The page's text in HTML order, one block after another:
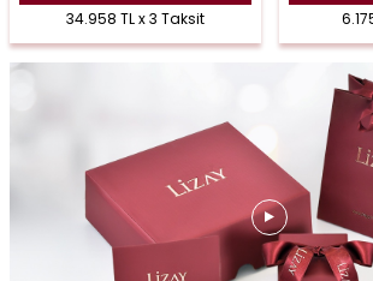
34.958 TL x 3 Taksit